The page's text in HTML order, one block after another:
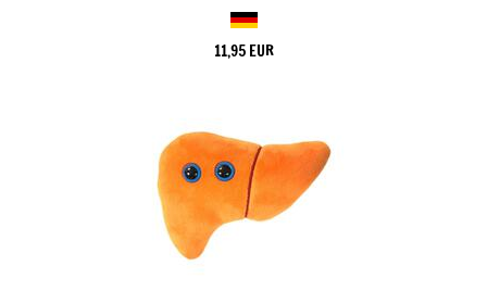
11,95 EUR